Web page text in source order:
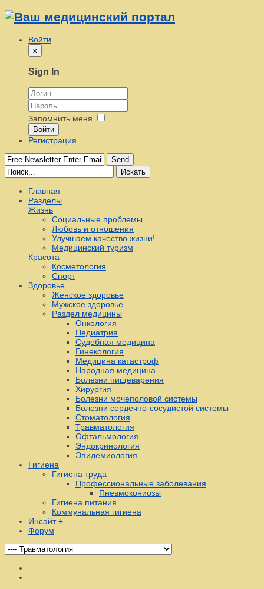
Войти
x
Sign In
Запомнить меня
Войти
Регистрация
Send
Искать
Главная
Разделы
Жизнь
Социальные проблемы
Любовь и отношения
Улучшаем качество жизни!
Медицинский туризм
Красота
Косметология
Спорт
Здоровье
Женское здоровье
Мужское здоровье
Раздел медицины
Онкология
Педиатрия
Судебная медицина
Гинекология
Медицина катастроф
Народная медицина
Болезни пищеварения
Хирургия
Болезни мочеполовой системы
Болезни сердечно-сосудистой системы
Стоматология
Травматология
Офтальмология
Эндокринология
Эпидемиология
Гигиена
Гигиена труда
Профессиональные заболевания
Пневмокониозы
Гигиена питания
Коммунальная гигиена
Инсайт +
Форум